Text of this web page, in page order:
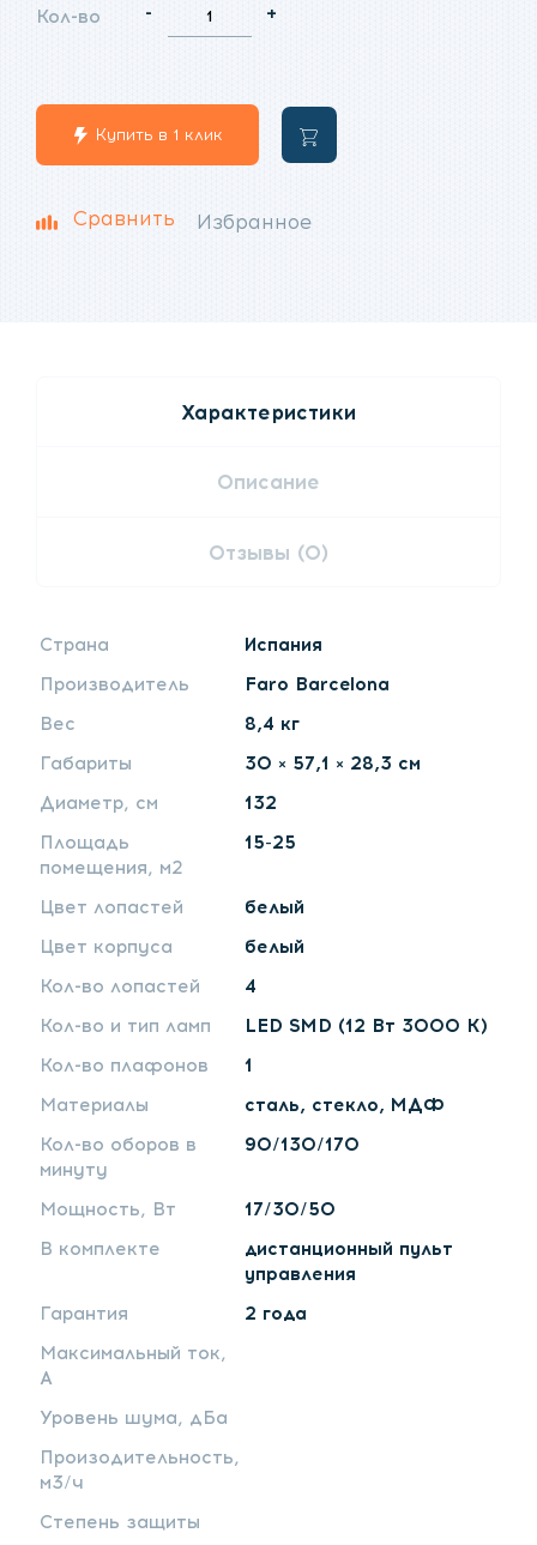
Характеристики
Описание
Отзывы (0)
Страна
Испания
Производитель
Faro Barcelona
Вес
8,4 кг
Габариты
30 × 57,1 × 28,3 см
Диаметр, см
132
Площадь
помещения, м2
15-25
Цвет лопастей
белый
Цвет корпуса
белый
Кол-во лопастей
4
Кол-во и тип ламп
LED SMD (12 Вт 3000 К)
Кол-во плафонов
1
Материалы
сталь, стекло, МДФ
Кол-во оборов в
минуту
90/130/170
Мощность, Вт
17/30/50
В комплекте
дистанционный пульт
управления
Гарантия
2 года
Максимальный ток,
А
Уровень шума, дБа
Произодительность,
м3/ч
Степень защиты
составляла
40
370
₽.
Кол-во - +
Купить в 1 клик
В
корзину
Сравнить Избранное